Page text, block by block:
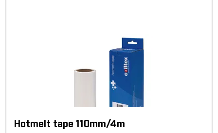
Hotmelt tape 110mm/4m